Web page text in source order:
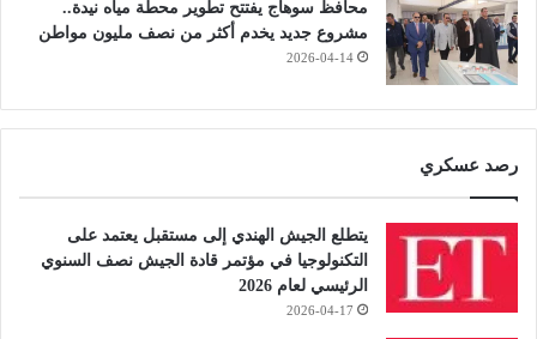
محافظ سوهاج يفتتح تطوير محطة مياه نيدة..
مشروع جديد يخدم أكثر من نصف مليون مواطن
2026-04-14
رصد عسكري
يتطلع الجيش الهندي إلى مستقبل يعتمد على
التكنولوجيا في مؤتمر قادة الجيش نصف السنوي
الرئيسي لعام 2026
2026-04-17